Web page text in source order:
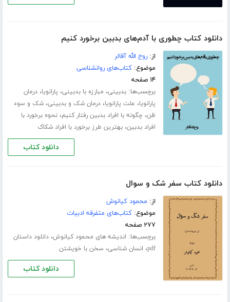
دانلود کتاب چطوری با آدم‌های بدبین برخورد کنیم
از:روح الله آقالر
موضوع:کتاب‌های روانشناسی
۱۴ صفحه
برچسب‌ها:بدبینی، مبارزه با بدبینی، پارانویا،درمان
پارانویا، علت پارانویا،درمان شک و بدبینی،شک و سوء
ظن، چگونه با افراد بدبین رفتار کنیم،نحوه برخورد با
افراد بدبین،بهترین طرز برخورد با افراد شکاک
دانلود کتاب
دانلود کتاب سفر شک و سوال
از: محمود کیانوش
موضوع:کتاب‌های متفرقه ادبیات
۲۷۷ صفحه
برچسب‌ها: اندیشه های محمود کیانوش،دانلود داستان
pdf، انسان شناسی، سخن با خویشتن
دانلود کتاب